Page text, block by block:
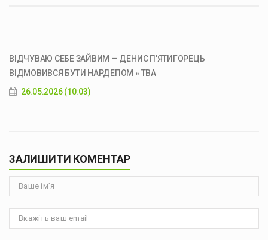
ВІДЧУВАЮ СЕБЕ ЗАЙВИМ — ДЕНИС ПʼЯТИГОРЕЦЬ
ВІДМОВИВСЯ БУТИ НАРДЕПОМ » ТВА
26.05.2026 (10:03)
ЗАЛИШИТИ КОМЕНТАР